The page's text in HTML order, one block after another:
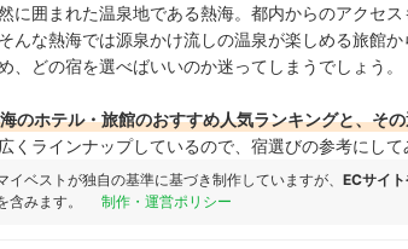
に囲まれた温泉地である熱海。都内からのアクセ
んな熱海では源泉かけ流しの温泉が楽しめる旅館
、どの宿を選べばいいのか迷ってしまうでしょう。
のホテル・旅館のおすすめ人気ランキングと、そ
くラインナップしているので、宿選びの参考にして
イベストが独自の基準に基づき制作していますが、 ECサイ
含みます。
制作・運営ポリシー